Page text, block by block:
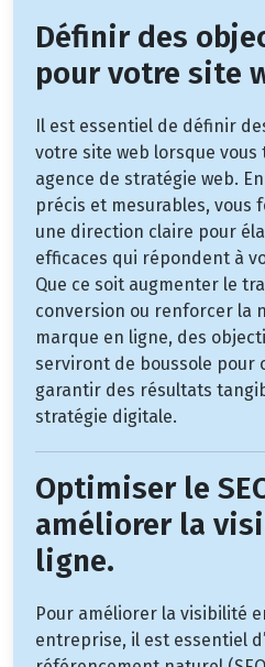
Définir des
pour votre site
Il est essentiel de définir
votre site web lorsque vous
agence de stratégie web.
précis et mesurables, vous
une direction claire pour
efficaces qui répondent à
Que ce soit augmenter le
conversion ou renforcer la
marque en ligne, des
serviront de boussole pour
garantir des résultats
stratégie digitale.
Optimiser le
améliorer la
ligne.
Pour améliorer la visibilité
entreprise, il est essentiel